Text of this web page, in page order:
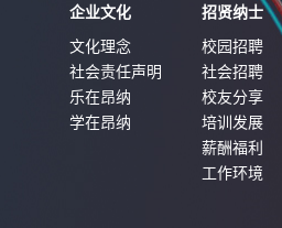
企业文化
文化理念
社会责任声明
乐在昂纳
学在昂纳
招贤纳士
校园招聘
社会招聘
校友分享
培训发展
薪酬福利
工作环境